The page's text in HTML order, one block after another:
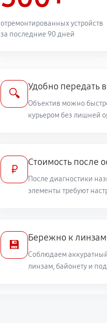
810 руб
540 руб
1710 руб
500 руб
отремонтированных устройств
за последние 90 дней
🔍
Удобно передать
Объектив можно
курьером без лишней
₽
Стоимость после
После диагностики
элементы требуют
💾
Бережно к
Соблюдаем
линзам, байонету и